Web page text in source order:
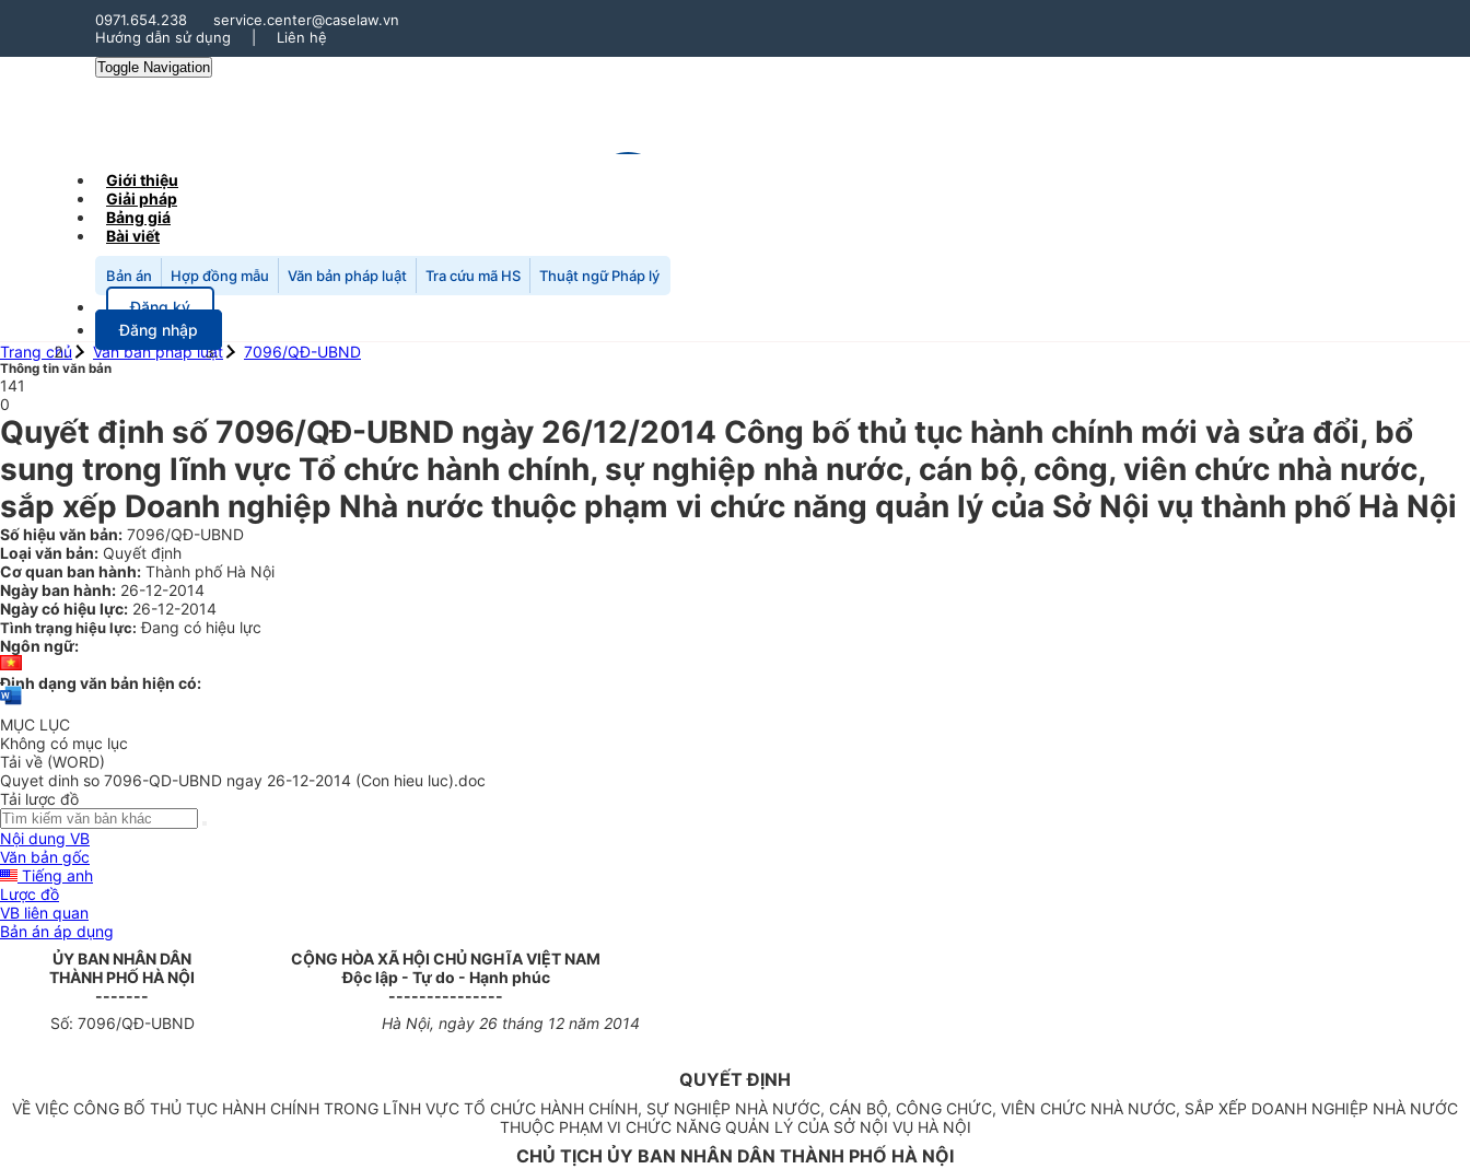
0971.654.238
service.center@caselaw.vn
Hướng dẫn sử dụng
Liên hệ
Toggle Navigation
Giới thiệu
Giải pháp
Bảng giá
Bài viết
Bản án Hợp đồng mẫu Văn bản pháp luật Tra cứu mã HS Thuật ngữ Pháp lý
Đăng ký
Đăng nhập
Trang chủ
Văn bản pháp luật 7096/QĐ-UBND
Thông tin văn bản
141
0
Quyết định số 7096/QĐ-UBND ngày 26/12/2014 Công bố thủ tục hành chính mới và sửa đổi, bổ
sung trong lĩnh vực Tổ chức hành chính, sự nghiệp nhà nước, cán bộ, công, viên chức nhà nước,
sắp xếp Doanh nghiệp Nhà nước thuộc phạm vi chức năng quản lý của Sở Nội vụ thành phố Hà Nội
Số hiệu văn bản: 7096/QĐ-UBND
Loại văn bản: Quyết định
Cơ quan ban hành: Thành phố Hà Nội
Ngày ban hành: 26-12-2014
Ngày có hiệu lực: 26-12-2014
Tình trạng hiệu lực: Đang có hiệu lực
Ngôn ngữ:
Định dạng văn bản hiện có:
MỤC LỤC
Không có mục lục
Tải về (WORD)
Quyet dinh so 7096-QD-UBND ngay 26-12-2014 (Con hieu luc).doc
Tải lược đồ
Nội dung VB
Văn bản gốc
Tiếng anh
Lược đồ
VB liên quan
Bản án áp dụng
ỦY BAN NHÂN DÂN
THÀNH PHỐ HÀ NỘI
-------
CỘNG HÒA XÃ HỘI CHỦ NGHĨA VIỆT NAM
Độc lập - Tự do - Hạnh phúc
---------------
Số: 7096/QĐ-UBND Hà Nội, ngày 26 tháng 12 năm 2014
QUYẾT ĐỊNH
VỀ VIỆC CÔNG BỐ THỦ TỤC HÀNH CHÍNH TRONG LĨNH VỰC TỔ CHỨC HÀNH CHÍNH, SỰ NGHIỆP NHÀ NƯỚC, CÁN BỘ, CÔNG CHỨC, VIÊN CHỨC NHÀ NƯỚC, SẮP XẾP DOANH NGHIỆP NHÀ NƯỚC
THUỘC PHẠM VI CHỨC NĂNG QUẢN LÝ CỦA SỞ NỘI VỤ HÀ NỘI
CHỦ TỊCH ỦY BAN NHÂN DÂN THÀNH PHỐ HÀ NỘI